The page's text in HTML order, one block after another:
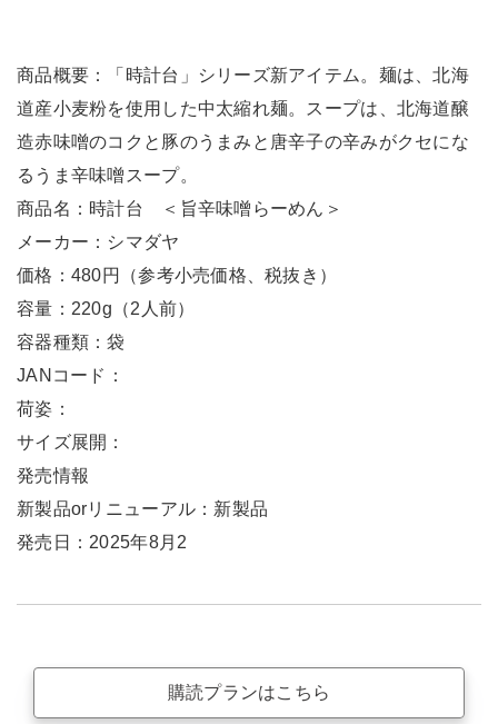
商品概要：「時計台」シリーズ新アイテム。麺は、北海
道産小麦粉を使用した中太縮れ麺。スープは、北海道醸
造赤味噌のコクと豚のうまみと唐辛子の辛みがクセにな
るうま辛味噌スープ。
商品名：時計台 ＜旨辛味噌らーめん＞
メーカー：シマダヤ
価格：480円（参考小売価格、税抜き）
容量：220g（2人前）
容器種類：袋
JANコード：
荷姿：
サイズ展開：
発売情報
新製品orリニューアル：新製品
発売日：2025年8月2
購読プランはこちら